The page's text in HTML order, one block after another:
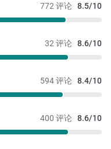
772 评论 8.5/10
32 评论 8.6/10
594 评论 8.4/10
400 评论 8.6/10